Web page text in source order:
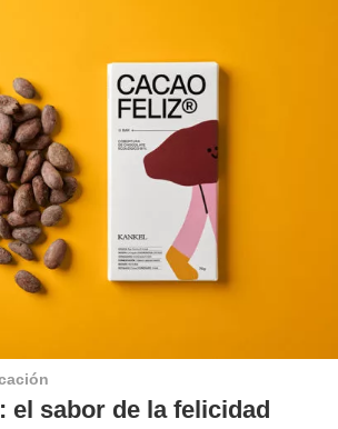
el sabor de la felicidad